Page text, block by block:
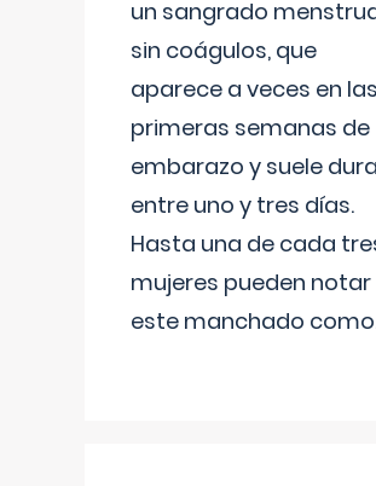
un sangrado
sin coágulos, que
aparece a veces en las
primeras semanas de
embarazo y suele
entre uno y tres días.
Hasta una de cada
mujeres pueden notar
este manchado como